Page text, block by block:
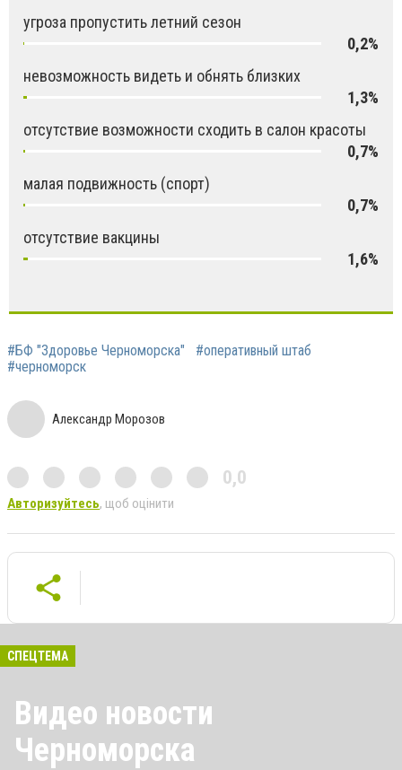
угроза пропустить летний сезон
0,2%
невозможность видеть и обнять близких
1,3%
отсутствие возможности сходить в салон красоты
0,7%
малая подвижность (спорт)
0,7%
отсутствие вакцины
1,6%
#БФ "Здоровье Черноморска"
#оперативный штаб
#черноморск
Александр Морозов
0,0
Авторизуйтесь, щоб оцінити
СПЕЦТЕМА
Видео новости
Черноморска